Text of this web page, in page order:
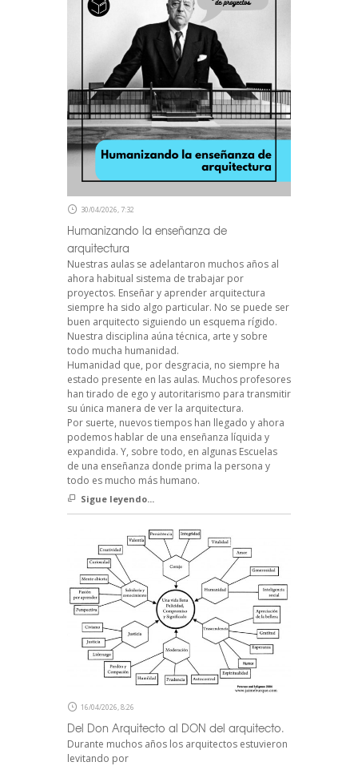
30/04/2026, 7:32
Humanizando la enseñanza de
arquitectura
Nuestras aulas se adelantaron muchos años al
ahora habitual sistema de trabajar por
proyectos. Enseñar y aprender arquitectura
siempre ha sido algo particular. No se puede ser
buen arquitecto siguiendo un esquema rígido.
Nuestra disciplina aúna técnica, arte y sobre
todo mucha humanidad.
Humanidad que, por desgracia, no siempre ha
estado presente en las aulas. Muchos profesores
han tirado de ego y autoritarismo para transmitir
su única manera de ver la arquitectura.
Por suerte, nuevos tiempos han llegado y ahora
podemos hablar de una enseñanza líquida y
expandida. Y, sobre todo, en algunas Escuelas
de una enseñanza donde prima la persona y
todo es mucho más humano.
Sigue leyendo...
16/04/2026, 8:26
Del Don Arquitecto al DON del arquitecto.
Durante muchos años los arquitectos estuvieron
levitando por